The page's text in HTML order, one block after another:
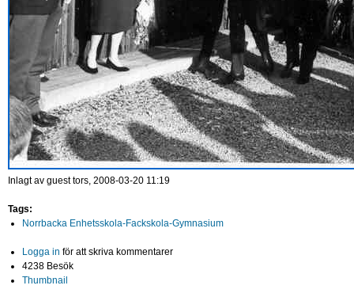
Inlagt av guest tors, 2008-03-20 11:19
Tags:
Norrbacka Enhetsskola-Fackskola-Gymnasium
Logga in för att skriva kommentarer
4238 Besök
Thumbnail